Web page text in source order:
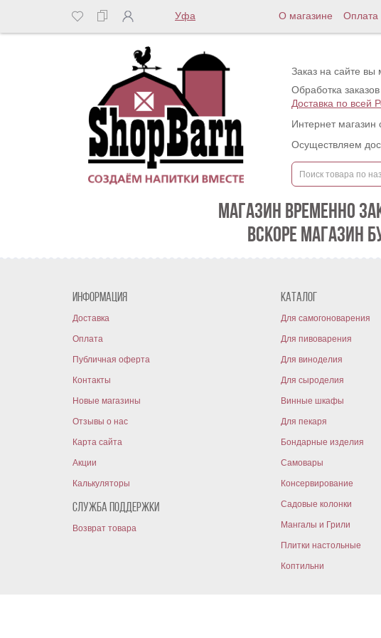
Уфа О магазине Оплата
Заказ на сайте вы
Обработка
Доставка по всей
Интернет
Осуществляем
МАГАЗИН ВРЕМЕННО
ВСКОРЕ МАГАЗИН
Информация
Доставка
Оплата
Публичная оферта
Контакты
Новые магазины
Отзывы о нас
Карта сайта
Акции
Калькуляторы
Служба поддержки
Возврат товара
Каталог
Для самогоноварения
Для пивоварения
Для виноделия
Для сыроделия
Винные шкафы
Для пекаря
Бондарные изделия
Самовары
Консервирование
Садовые колонки
Мангалы и Грили
Плитки настольные
Коптильни